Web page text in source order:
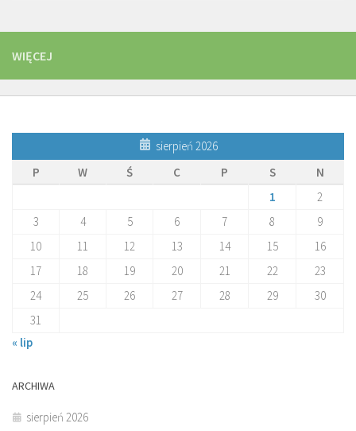
WIĘCEJ
sierpień 2026
P
W Ś C P S
N
1
2
3
4 5 6 7 8
9
10
11 12 13 14 15
16
17
18 19 20 21 22
23
24
25 26 27 28 29
30
31
« lip
ARCHIWA
sierpień 2026